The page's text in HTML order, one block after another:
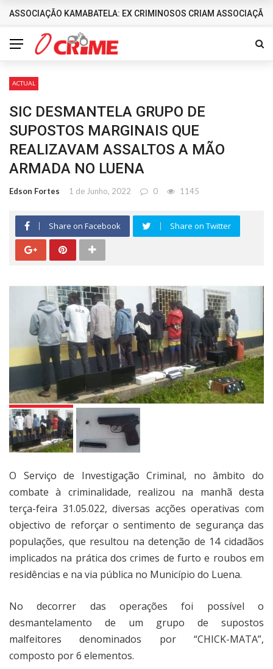
DESTAQUES
ASSOCIAÇÃO KAMABATELA: EX CRIMINOSOS CRIAM
ACTUAL
SIC DESMANTELA GRUPO DE
SUPOSTOS MARGINAIS QUE
REALIZAVAM ASSALTOS A MÃO
ARMADA NO LUENA
Edson Fortes 1 de Junho, 2022 0 1145
Share on Facebook Share on Twitter
O Serviço de Investigação Criminal, no âmbito do
combate à criminalidade, realizou na manhã desta
terça-feira 31.05.022, diversas acções operativas com
objectivo de reforçar o sentimento de segurança das
populações, que resultou na detenção de 14 cidadãos
implicados na prática dos crimes de furto e roubos em
residências e na via pública no Município do Luena.
No decorrer das operações foi possível o
desmantelamento de um grupo de supostos
malfeitores denominados por “CHICK-MATA”,
composto por 6 elementos.